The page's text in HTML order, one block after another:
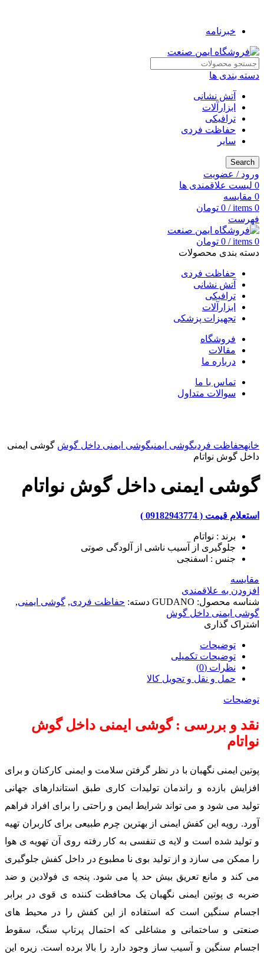
خبرنامه
دسته بندی ها
آتش نشانی
ابزارآلات
ترافیکی
حفاظت فردی
سایر
Search
ورود / عضویت
0 لیست علاقمندی ها
0 مقایسه
0
items
/
0 تومان
فهرست
0
items
/
0 تومان
دسته بندی محصولات
حفاظت فردی
آتش نشانی
ترافیکی
ابزارآلات
تجهیزات پزشکی
فروشگاه
مقالات
درباره ما
تماس با ما
سوالات متداول
خانهحفاظت فردیگوشی ایمنیگوشی ایمنی داخل گوش گوشی ایمنی
داخل گوش نواتام
گوشی ایمنی داخل گوش نواتام
استعلام قیمت ( 09182943774 )
برند : نواتام
جلوگیری از آسیب ناشی از آلودگی صوتی
جنس : اسفنجی
مقایسه
افزودن به علاقمندی
شناسه محصول: GUDANO دسته: حفاظت فردی, گوشی ایمنی,
گوشی ایمنی داخل گوش
اشتراک گذاری
توضیحات
توضیحات تکمیلی
نظرات (0)
حمل و نقل و تحویل کالا
توضیحات
نقد و بررسی : گوشی ایمنی داخل گوش
نواتام
پوتین ایمنی نگهبان با در نظر گرفتن سلامت و ایمنی کارکنان و برای
افزایش بازده و راندمان تولیدات کاری طبق استاندارهای جهانی
تولید می شود و می تواند شرایط ایمن و راحتی را برای افراد فراهم
آورد. رویه این کفش ایمنی از بهترین چرم طبیعی برای کاربران تهیه
و تولید شده است و لایه ی تنفسی به کار رفته روی آن تهویه ی هوا
را ممکن می سازد و از تولید بوی نا مطبوع در داخل کفش جلوگیری
می کند و مانع تعریق بیش حد پا می شود. پنجه ی فولادین و ضد
ضربه ی پوتین ایمنی نگهبان یک محافظت کننده ی قوی در برابر
اجسام سنگین است که استفاده از این کفش را در محیط های
صنعتی و ساختمانی و مشاغلی که احتمال پرتاپ سنگ، سقوط
اجسام سنگین و آسیب ساز وجود دارد را بالا برده است. زیره این